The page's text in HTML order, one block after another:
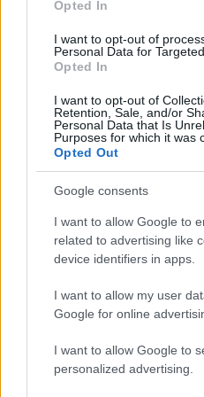
Opted In
I want to opt-out of
Personal Data for
Opted In
I want to opt-out of
Retention, Sale, and/or
Personal Data that Is
Purposes for which it was
Opted Out
Google consents
I want to allow Google to
related to advertising like
device identifiers in apps.
I want to allow my user
Google for online
I want to allow Google to
personalized advertising.
Energiatakarékosság a
korlátozások miatt